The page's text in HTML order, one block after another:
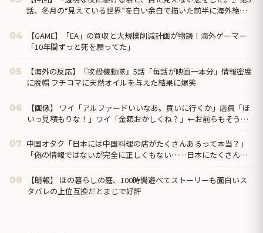
話、冬月の“見えている世界”を白い余白で描いた前半に海外絶賛
04
【GAME】「EA」の買収と大規模削減計画が物議！海外ゲーマー
「10年間ずっと死を願ってた」
05
【海外の反応】『攻殻機動隊』5話「毎話が映画一本分」情報密度
に脱帽 フチコマに天然オイルを与えた結果に爆笑
06
【画像】 ワイ「アルファードいいなあ。買いに行くか」店員「ほ
いっ見積もりな！」ワイ「金額おかしくね？」←お前らもそう思
07 中国オタク「日本には中国料理の店がたくさんあるって本当？」
「偽の情報ではないが完全に正しくもない……日本にたくさんあ
08
【朗報】 ほの暮らしの庭、100時間遊べてストーリーも面白いス
タバレの上位互換だとまじで好評